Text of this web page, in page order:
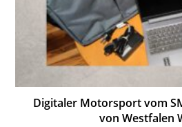
Digitaler Motorsport vom
von Westfalen